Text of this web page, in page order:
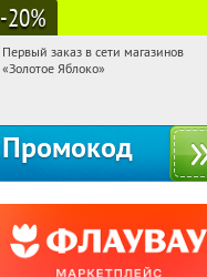
-20%
10:11:57
Получи первым!
Первый заказ в сети магазинов
«Золотое Яблоко»
Промокод